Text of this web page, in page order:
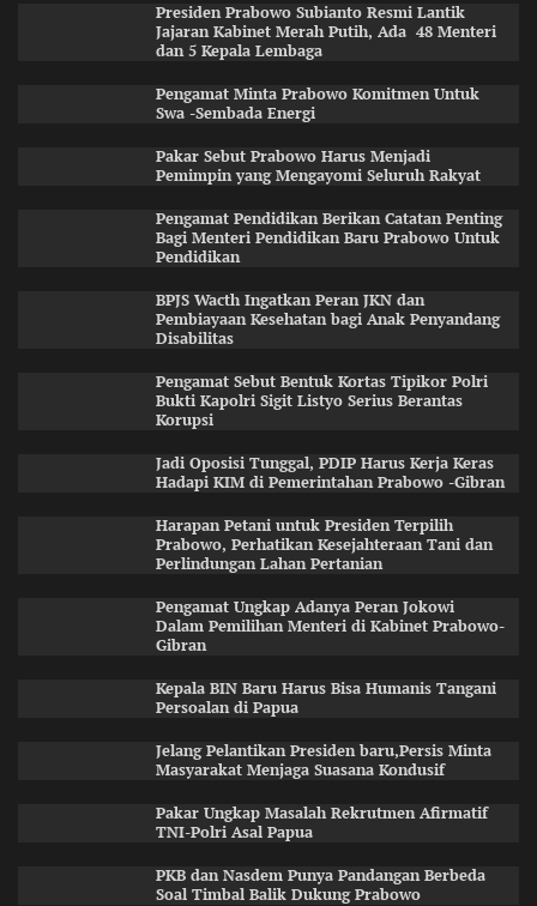
Presiden Prabowo Subianto Resmi Lantik
Jajaran Kabinet Merah Putih, Ada 48 Menteri
dan 5 Kepala Lembaga
Pengamat Minta Prabowo Komitmen Untuk
Swa -Sembada Energi
Pakar Sebut Prabowo Harus Menjadi
Pemimpin yang Mengayomi Seluruh Rakyat
Pengamat Pendidikan Berikan Catatan Penting
Bagi Menteri Pendidikan Baru Prabowo Untuk
Pendidikan
BPJS Wacth Ingatkan Peran JKN dan
Pembiayaan Kesehatan bagi Anak Penyandang
Disabilitas
Pengamat Sebut Bentuk Kortas Tipikor Polri
Bukti Kapolri Sigit Listyo Serius Berantas
Korupsi
Jadi Oposisi Tunggal, PDIP Harus Kerja Keras
Hadapi KIM di Pemerintahan Prabowo -Gibran
Harapan Petani untuk Presiden Terpilih
Prabowo, Perhatikan Kesejahteraan Tani dan
Perlindungan Lahan Pertanian
Pengamat Ungkap Adanya Peran Jokowi
Dalam Pemilihan Menteri di Kabinet Prabowo-
Gibran
Kepala BIN Baru Harus Bisa Humanis Tangani
Persoalan di Papua
Jelang Pelantikan Presiden baru,Persis Minta
Masyarakat Menjaga Suasana Kondusif
Pakar Ungkap Masalah Rekrutmen Afirmatif
TNI-Polri Asal Papua
PKB dan Nasdem Punya Pandangan Berbeda
Soal Timbal Balik Dukung Prabowo